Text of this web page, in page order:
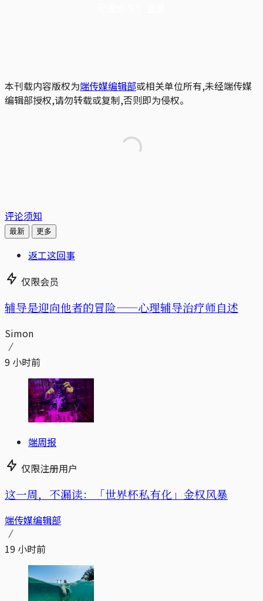
本刊载内容版权为端传媒编辑部或相关单位所有,未经端传媒
编辑部授权,请勿转载或复制,否则即为侵权。
评论须知
最新 更多
返工这回事
仅限会员
辅导是迎向他者的冒险——心理辅导治疗师自述
Simon
9 小时前
端周报
仅限注册用户
这一周，不漏读：「世界杯私有化」金权风暴
端传媒编辑部
19 小时前